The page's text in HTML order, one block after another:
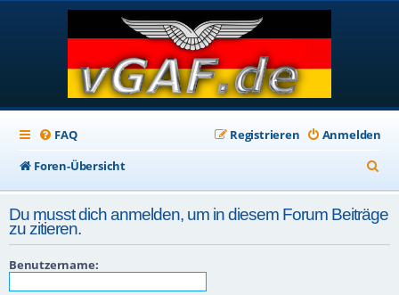
FAQ Anmelden
Registrieren
Foren-Übersicht
u
c
h
Du musst dich anmelden, um in diesem Forum Beiträge
zu zitieren.
Benutzername: